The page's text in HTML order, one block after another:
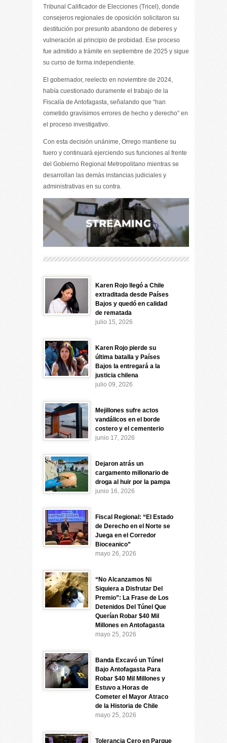
Tribunal Calificador de Elecciones (Tricel), donde
consejeros regionales de oposición solicitaron su
destitución por presunto abandono de deberes y
vulneración al principio de probidad. Ese proceso
fue admitido a trámite en septiembre de 2025 y sigue
su curso de forma independiente.​
El gobernador, reelecto en noviembre de 2024,
había cuestionado duramente el trabajo de la
Fiscalía de Antofagasta, señalando que “han
cometido gravísimos errores de hecho y derecho” en
el proceso investigativo.
Con esta decisión unánime, Orrego mantiene su
fuero y continuará ejerciendo sus funciones al frente
del Gobierno Regional Metropolitano mientras se
desarrollan las demás instancias judiciales y
administrativas en su contra.
Karen Rojo llegó a Chile
extraditada desde Países
Bajos y quedó en calidad
de rematada
julio 15, 2026
Karen Rojo pierde su
última batalla y Países
Bajos la entregará a la
justicia chilena
julio 09, 2026
Mejillones sufre actos
vandálicos en el borde
costero y el cementerio
junio 17, 2026
Dejaron atrás un
cargamento millonario de
droga al huir por la pampa
junio 16, 2026
Fiscal Regional: “El Estado
de Derecho en el Norte se
Juega en el Corredor
Bioceanico”
mayo 26, 2026
“No Alcanzamos Ni
Siquiera a Disfrutar Del
Premio”: La Frase de Los
Detenidos Del Túnel Que
Querían Robar $40 Mil
Millones en Antofagasta
mayo 25, 2026
Banda Excavó un Túnel
Bajo Antofagasta Para
Robar $40 Mil Millones y
Estuvo a Horas de
Cometer el Mayor Atraco
de la Historia de Chile
mayo 25, 2026
Tolerancia Cero en Parque